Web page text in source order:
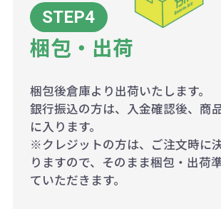
梱包・出荷
梱包後倉庫より出荷いたします。
銀行振込の方は、入金確認後、商
に入ります。
※クレジットの方は、ご注文時に
りますので、そのまま梱包・出荷
ていただきます。